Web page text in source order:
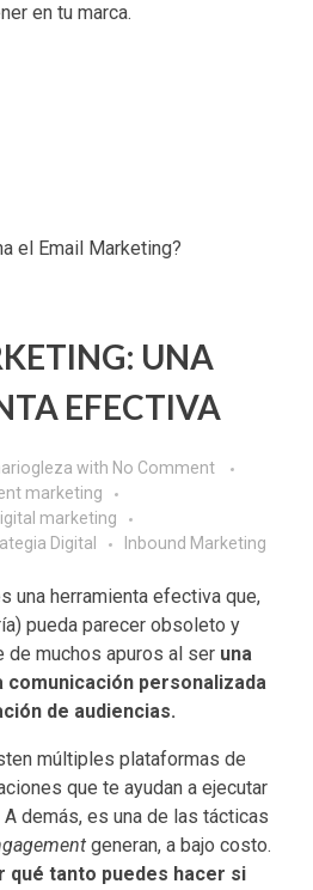
en tu marca.
UNA
EFECTIVA
with No Comment
marketing
marketing
Digital Inbound Marketing
una herramienta efectiva que,
pueda parecer obsoleto y
de muchos apuros al ser una
comunicación personalizada
de audiencias.
múltiples plataformas de
que te ayudan a ejecutar
demás, es una de las tácticas
generan, a bajo costo.
qué tanto puedes hacer si